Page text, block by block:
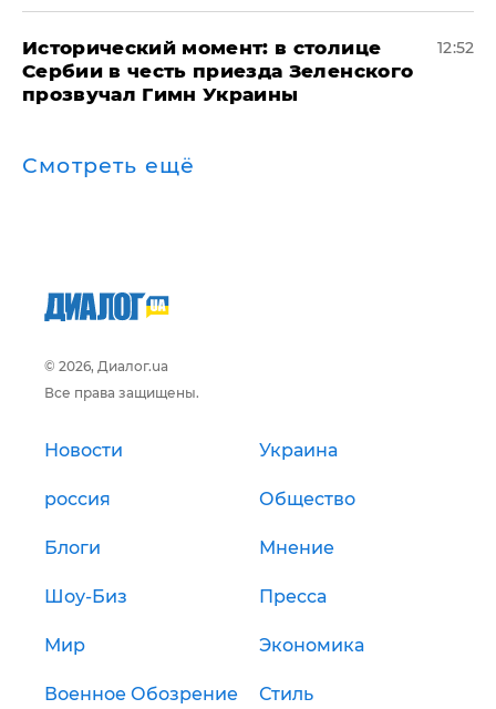
Исторический момент: в столице
Сербии в честь приезда Зеленского
прозвучал Гимн Украины
12:52
Смотреть ещё
© 2026, Диалог.ua
Все права защищены.
Новости Украина
россия Общество
Блоги Мнение
Шоу-Биз Пресса
Мир Экономика
Военное Обозрение Стиль